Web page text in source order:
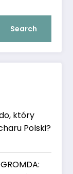
Search
który
Polski?